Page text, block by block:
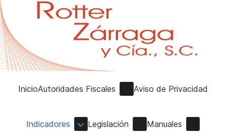
InicioAutoridades Fiscales Aviso de Privacidad
Indicadores Legislación Manuales